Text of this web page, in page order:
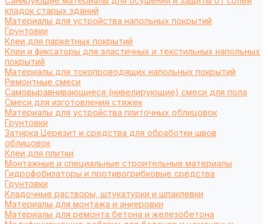
кладок старых зданий
Материалы для устройства напольных покрытий
Грунтовки
Клеи для паркетных покрытий
Клеи и фиксаторы для эластичных и текстильных напольных
покрытий
Материалы для токопроводящих напольных покрытий
Ремонтные смеси
Самовыравнивающиеся (нивелирующие) смеси для пола
Смеси для изготовления стяжек
Материалы для устройства плиточных облицовок
Грунтовки
Затирка Церезит и средства для обработки швов
облицовок
Клеи для плитки
Монтажные и специальные строительные материалы
Гидрофобизаторы и противогрибковые средства
Грунтовки
Кладочные растворы, штукатурки и шпаклевки
Материалы для монтажа и анкеровки
Материалы для ремонта бетона и железобетона